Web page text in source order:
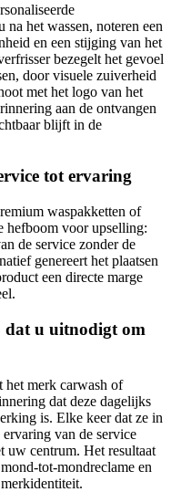
na het wassen, noteren een
en een stijging van het
bezegelt het gevoel
door visuele zuiverheid
met het logo van het
aan de ontvangen
blijft in de
tot ervaring
waspakketten of
hefboom voor upselling:
de service zonder de
genereert het plaatsen
een directe marge
dat u uitnodigt om
het merk carwash of
dat deze dagelijks
is. Elke keer dat ze in
van de service
uw centrum. Het resultaat
tot-mondreclame en